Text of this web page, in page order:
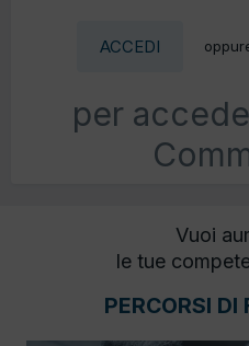
ACCEDI
per
Vuoi
le tue
PERCORSI DI